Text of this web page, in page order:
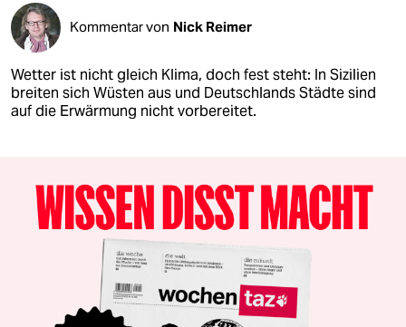
Kommentar von Nick Reimer
Wetter ist nicht gleich Klima, doch fest steht: In Sizilien
breiten sich Wüsten aus und Deutschlands Städte sind
auf die Erwärmung nicht vorbereitet.